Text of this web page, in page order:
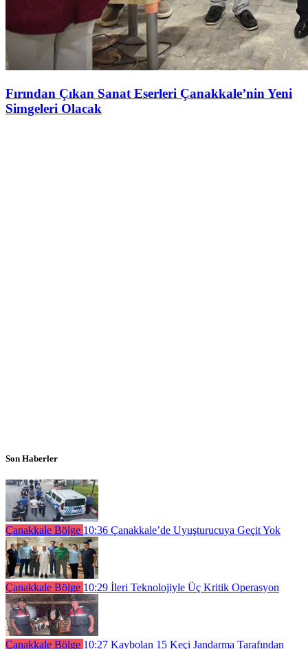
Fırından Çıkan Sanat Eserleri Çanakkale’nin Yeni
Simgeleri Olacak
Son Haberler
Çanakkale Bölge 10:36 Çanakkale’de Uyuşturucuya Geçit Yok
Çanakkale Bölge 10:29 İleri Teknolojiyle Üç Kritik Operasyon
Çanakkale Bölge 10:27 Kaybolan 15 Keçi Jandarma Tarafından